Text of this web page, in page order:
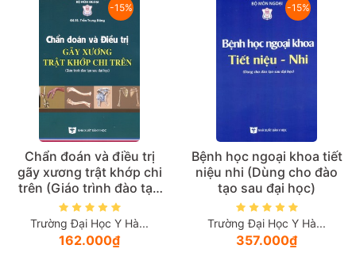
-15%
Chẩn đoán và điều trị
gãy xương trật khớp chi
trên (Giáo trình đào tạo
sau đại học)
Trường Đại Học Y Hà...
162.000₫
-15%
Bệnh học ngoại khoa tiết
niệu nhi (Dùng cho đào
tạo sau đại học)
Trường Đại Học Y Hà...
357.000₫